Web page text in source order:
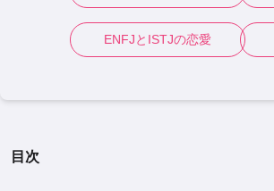
ENFJと ISTJの恋愛
目次